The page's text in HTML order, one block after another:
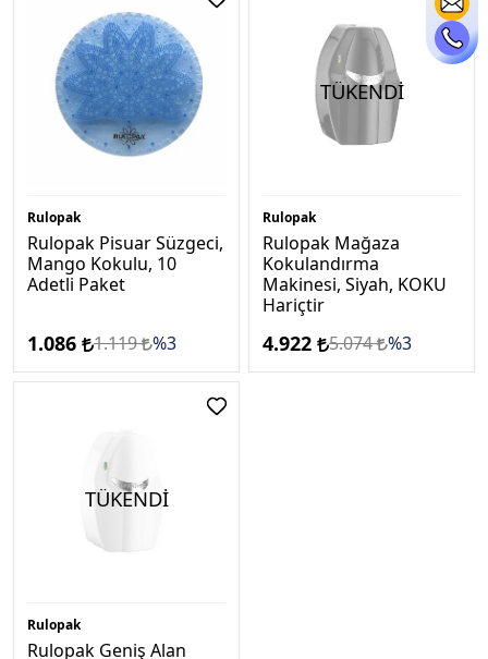
Rulopak
Rulopak Pisuar Süzgeci,
Mango Kokulu, 10
Adetli Paket
1.086 1.119 %3
TÜKENDİ
Rulopak
Rulopak Mağaza
Kokulandırma
Makinesi, Siyah, KOKU
Hari̇çti̇r
4.922 5.074 %3
TÜKENDİ
Rulopak
Rulopak Geniş Alan